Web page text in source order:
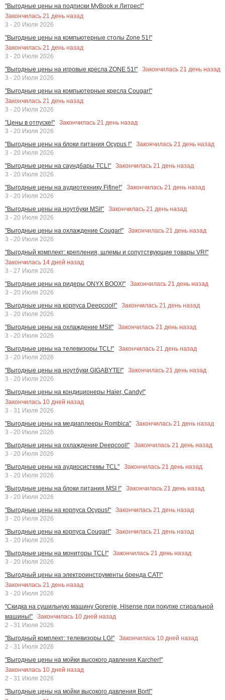
"Выгодные цены на подписки MyBook и Литрес!"
Закончилась 21 день назад
3 - 20 Июля 2026
"Выгодные цены на компьютерные столы Zone 51!"
Закончилась 21 день назад
3 - 20 Июля 2026
"Выгодные цены на игровые кресла ZONE 51!"
Закончилась 21 день назад
3 - 20 Июля 2026
"Выгодные цены на компьютерные кресла Cougar!"
Закончилась 21 день назад
3 - 20 Июля 2026
"Цены в отпуске!"
Закончилась 21 день назад
3 - 20 Июля 2026
"Выгодные цены на блоки питания Ocypus !"
Закончилась 21 день назад
3 - 20 Июля 2026
"Выгодные цены на саундбары TCL!"
Закончилась 21 день назад
3 - 20 Июля 2026
"Выгодные цены на аудиотехнику Fifine!"
Закончилась 21 день назад
3 - 20 Июля 2026
"Выгодные цены на ноутбуки MSI!"
Закончилась 21 день назад
3 - 20 Июля 2026
"Выгодные цены на охлаждение Cougar!"
Закончилась 21 день назад
3 - 20 Июля 2026
"Выгодный комплект: крепления, шлемы и сопутствующие товары VR!"
Закончилась 14 дней назад
3 - 27 Июля 2026
"Выгодные цены на ридеры ONYX BOOX!"
Закончилась 21 день назад
3 - 20 Июля 2026
"Выгодные цены на корпуса Deepcool!"
Закончилась 21 день назад
3 - 20 Июля 2026
"Выгодные цены на охлаждение MSI!"
Закончилась 21 день назад
3 - 20 Июля 2026
"Выгодные цены на телевизоры TCL!"
Закончилась 21 день назад
3 - 20 Июля 2026
"Выгодные цены на ноутбуки GIGABYTE!"
Закончилась 21 день назад
3 - 20 Июля 2026
"Выгодные цены на кондиционеры Haier, Candy!"
Закончилась 10 дней назад
3 - 31 Июля 2026
"Выгодные цены на медиаплееры Rombica"
Закончилась 21 день назад
3 - 20 Июля 2026
"Выгодные цены на охлаждение Deepcool!"
Закончилась 21 день назад
3 - 20 Июля 2026
"Выгодные цены на аудиосистемы TCL"
Закончилась 21 день назад
3 - 20 Июля 2026
"Выгодные цены на блоки питания MSI !"
Закончилась 21 день назад
3 - 20 Июля 2026
"Выгодные цены на корпуса Ocypus!"
Закончилась 21 день назад
3 - 20 Июля 2026
"Выгодные цены на корпуса Cougar!"
Закончилась 21 день назад
3 - 20 Июля 2026
"Выгодные цены на мониторы TCL!"
Закончилась 21 день назад
3 - 20 Июля 2026
"Выгодный цены на электроинструменты бренда CAT!"
Закончилась 21 день назад
3 - 20 Июля 2026
"Скидка на сушильную машину Gorenje, Hisense при покупке стиральной
машины!"
Закончилась 10 дней назад
2 - 31 Июля 2026
"Выгодный комплект: телевизоры LG!"
Закончилась 10 дней назад
2 - 31 Июля 2026
"Выгодные цены на мойки высокого давления Karcher!"
Закончилась 10 дней назад
2 - 31 Июля 2026
"Выгодные цены на мойки высокого давления Bort!"